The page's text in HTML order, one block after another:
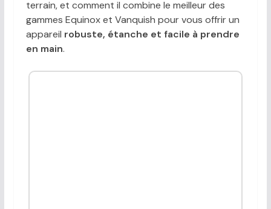
terrain, et comment il combine le meilleur des
gammes Equinox et Vanquish pour vous offrir un
appareil robuste, étanche et facile à prendre
en main.